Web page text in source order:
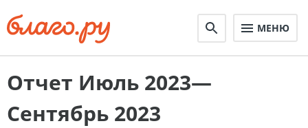
МЕНЮ
Отчет Июль 2023—
Сентябрь 2023